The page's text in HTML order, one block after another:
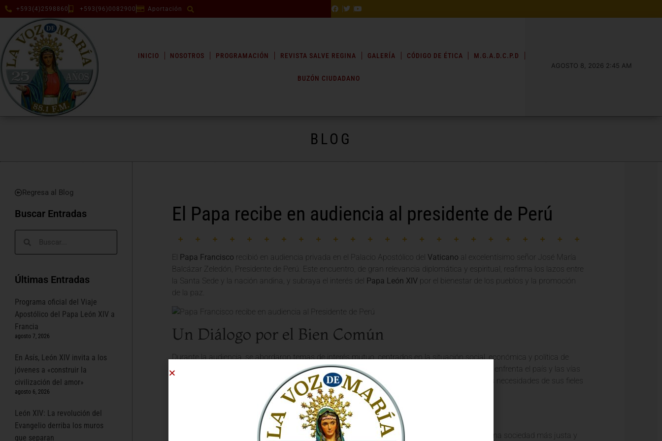
+593(4)2598860 +593(96)0082900 Aportación
INICIO NOSOTROS PROGRAMACIÓN REVISTA SALVE REGINA GALERÍA CÓDIGO DE ÉTICA M.G.A.D.C.P.D
BUZÓN CIUDADANO
AGOSTO 8, 2026 2:45 AM
BLOG
Regresa al Blog
Buscar Entradas
Últimas Entradas
Programa oficial del Viaje
Apostólico del Papa León XIV a
Francia
agosto 7, 2026
En Asís, León XIV invita a los
jóvenes a «construir la
civilización del amor»
agosto 6, 2026
León XIV: La revolución del
Evangelio derriba los muros
que separan
El Papa recibe en audiencia al presidente de Perú
El Papa Francisco recibió en audiencia privada en el Palacio Apostólico del Vaticano al excelentísimo señor José María
Balcázar Zeledón, Presidente de Perú. Este encuentro, de gran relevancia diplomática y espiritual, reafirma los lazos entre
la Santa Sede y la nación andina, y subraya el interés del Papa León XIVpor el bienestar de los pueblos y la promoción
de la paz.
Un Diálogo por el Bien Común
Durante la audiencia, se abordaron temas de interés mutuo, centrados en la situación social, económica y política de
Perú. El Santo Padre y el mandatario peruano compartieron reflexiones sobre los desafíos que enfrenta el país y las vías
para promover el desarrollo integral y la justicia social. LaIglesia Católica
, siempre atenta a las necesidades de sus fieles
y de toda la humanidad, busca ser un agente de diálogo y reconciliación.
La Fe como Fundamento de la Sociedad
El encuentro sirvió para reiterar la importancia de los valores cristianos en la construcción de una sociedad más justa y